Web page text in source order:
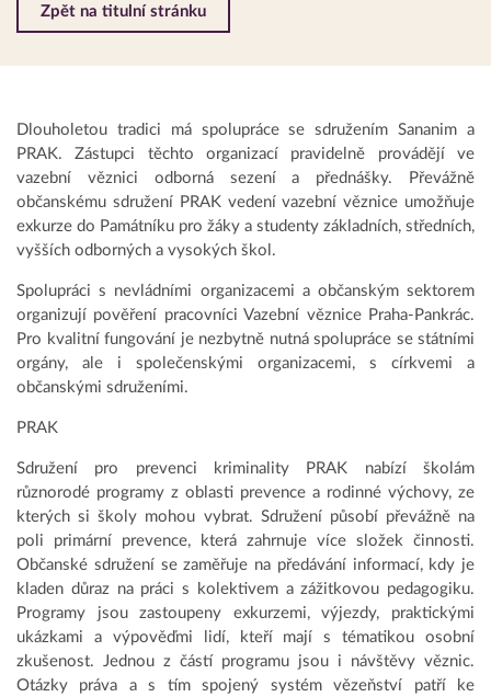
Zpět na titulní stránku
Dlouholetou tradici má spolupráce se sdružením Sananim a
PRAK. Zástupci těchto organizací pravidelně provádějí ve
vazební věznici odborná sezení a přednášky. Převážně
občanskému sdružení PRAK vedení vazební věznice umožňuje
exkurze do Památníku pro žáky a studenty základních, středních,
vyšších odborných a vysokých škol.
Spolupráci s nevládními organizacemi a občanským sektorem
organizují pověření pracovníci Vazební věznice Praha-Pankrác.
Pro kvalitní fungování je nezbytně nutná spolupráce se státními
orgány, ale i společenskými organizacemi, s církvemi a
občanskými sdruženími.
PRAK
Sdružení pro prevenci kriminality PRAK nabízí školám
různorodé programy z oblasti prevence a rodinné výchovy, ze
kterých si školy mohou vybrat. Sdružení působí převážně na
poli primární prevence, která zahrnuje více složek činnosti.
Občanské sdružení se zaměřuje na předávání informací, kdy je
kladen důraz na práci s kolektivem a zážitkovou pedagogiku.
Programy jsou zastoupeny exkurzemi, výjezdy, praktickými
ukázkami a výpověďmi lidí, kteří mají s tématikou osobní
zkušenost. Jednou z částí programu jsou i návštěvy věznic.
Otázky práva a s tím spojený systém vězeňství patří ke